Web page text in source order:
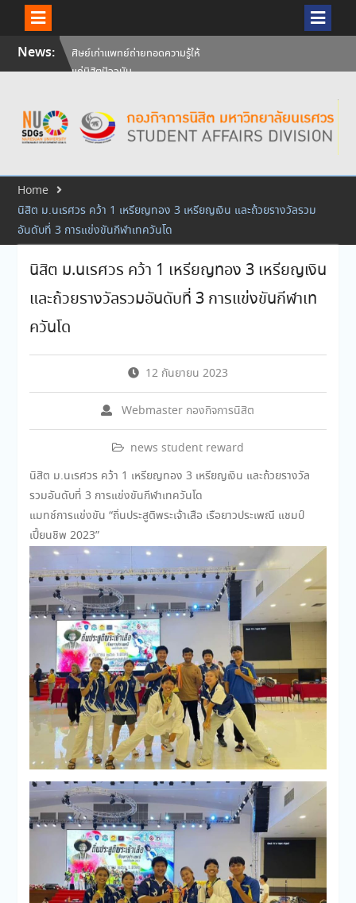
SkipNews:
ศิษย์เก่าแพทย์ถ่ายทอดความรู้ให้
แก่นิสิตปัจจุบัน
นเรศวร ครบรอบ 36 ปี 29
กรกฎาคม 2569
สัมภาษณ์นิสิตเพื่อพิจารณาเข้ารับ
ประจำปีการศึกษา 256
Home
นิสิต ม.นเรศวร คว้า 1 เหรียญทอง 3 เหรียญเงิน และถ้วยรางวัลรวม
อันดับที่ 3 การแข่งขันกีฬาเทควันโด
นิสิต ม.นเรศวร คว้า 1 เหรียญทอง 3 เหรียญเงิน
และถ้วยรางวัลรวมอันดับที่ 3 การแข่งขันกีฬาเท
ควันโด
12 กันยายน 2023
Webmaster กองกิจการนิสิต
news student reward
นิสิต ม.นเรศวร คว้า 1 เหรียญทอง 3 เหรียญเงิน และถ้วยรางวัล
รวมอันดับที่ 3 การแข่งขันกีฬาเทควันโด
แมทช์การแข่งขัน “ถิ่นประสูติพระเจ้าเสือ เรือยาวประเพณี แชมป์
เปี้ยนชิพ 2023”